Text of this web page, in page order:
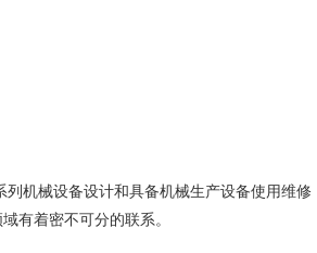
机械设备设计和具备机械生产设备使用维修
有着密不可分的联系。